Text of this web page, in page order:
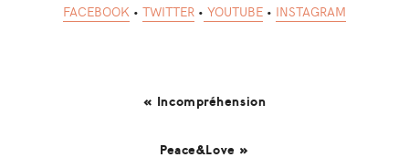
FACEBOOK • TWITTER • YOUTUBE • INSTAGRAM
« Incompréhension
Peace&Love »